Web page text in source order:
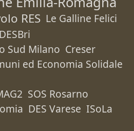
RES Le Galline Felici
DESBri
Sud Milano Creser
ed Economia Solidale
SOS Rosarno
DES Varese ISoLa